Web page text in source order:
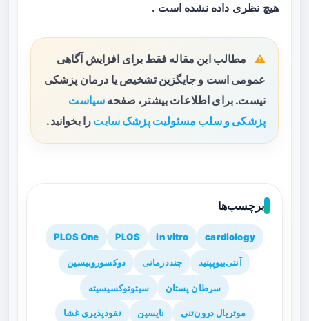
هیچ نظری داده نشده است .
مطالب این مقاله فقط برای افزایش آگاهی
عمومی است و جایگزین تشخیص یا درمان پزشکی
نیست. برای اطلاعات بیشتر، صفحه سیاست
پزشکی و سلب مسئولیت پزشک سایت را بخوانید.
برچسب‌ها
cardiology
in vitro
PLOS
PLOS One
آنتی‌بیوپپتید چنددرمانی دوکسوروبیسین
سرطان پستان سیتوتوکسیسیته
موتریال درون‌تنی نایسین نفوذپذیری غشا